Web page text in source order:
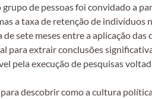
grupo de pessoas foi convidado a
a taxa de retenção de
sete meses entre a aplicação
para extrair conclusões
pela execução de pesquisas
descobrir como a cultura